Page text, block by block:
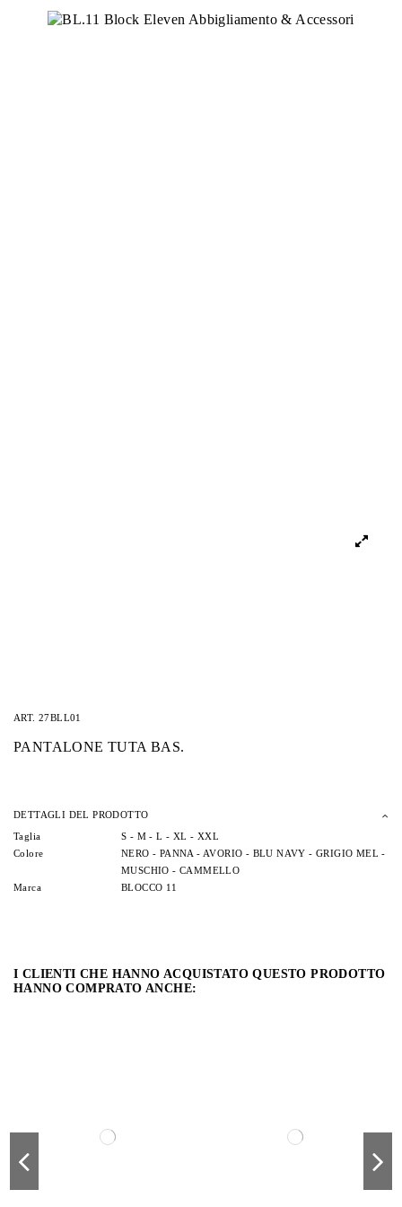
ART. 27BLL01
PANTALONE TUTA BAS.
DETTAGLI DEL PRODOTTO
Taglia S - M -L - XL - XXL
Colore
NERO - PANNA -AVORIO - BLU NAVY -GRIGIO MEL -
MUSCHIO -CAMMELLO
Marca
BLOCCO 11
I CLIENTI CHE HANNO ACQUISTATO QUESTO PRODOTTO
HANNO COMPRATO ANCHE: